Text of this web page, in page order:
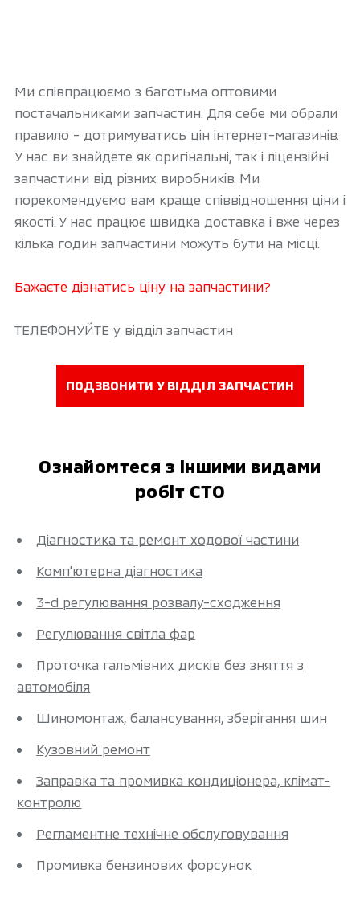
Ми співпрацюємо з баготьма оптовими
постачальниками запчастин. Для себе ми обрали
правило - дотримуватись цін інтернет-магазинів.
У нас ви знайдете як оригінальні, так і ліцензійні
запчастини від різних виробників. Ми
порекомендуємо вам краще співвідношення ціни і
якості. У нас працює швидка доставка і вже через
кілька годин запчастини можуть бути на місці.
Бажаєте дізнатись ціну на запчастини?
ТЕЛЕФОНУЙТЕ у відділ запчастин
ПОДЗВОНИТИ У ВІДДІЛ ЗАПЧАСТИН
Ознайомтеся з іншими видами
робіт СТО
Діагностика та ремонт ходової частини
Комп'ютерна діагностика
3-d регулювання розвалу-сходження
Регулювання світла фар
Проточка гальмівних дисків без зняття з
автомобіля
Шиномонтаж, балансування, зберігання шин
Кузовний ремонт
Заправка та промивка кондиціонера, клімат-
контролю
Регламентне технічне обслуговування
Промивка бензинових форсунок